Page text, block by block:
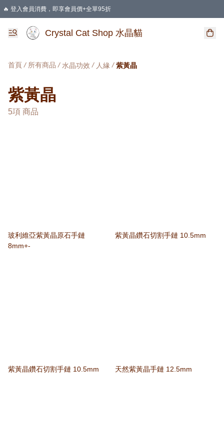
🔥 登入會員消費，即享會員價+全單95折
🛍️ 購物滿HKD 400 即享免運費優惠
Crystal Cat Shop 水晶貓
首頁 / 所有商品 / 水晶功效 / 人緣 / 紫黃晶
紫黃晶
5項 商品
玻利維亞紫黃晶原石手鏈
8mm+-
紫黃晶鑽石切割手鏈 10.5mm
紫黃晶鑽石切割手鏈 10.5mm 天然紫黃晶手鏈 12.5mm